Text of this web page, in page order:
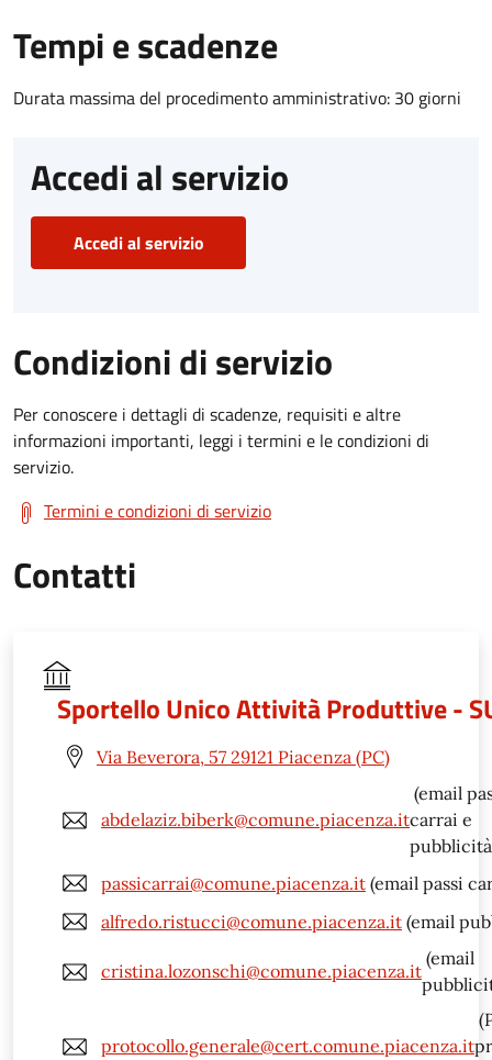
Tempi e scadenze
Durata massima del procedimento amministrativo: 30 giorni
Accedi al servizio
Accedi al servizio
Condizioni di servizio
Per conoscere i dettagli di scadenze, requisiti e altre
informazioni importanti, leggi i termini e le condizioni di
servizio.
Termini e condizioni di servizio
Contatti
Sportello Unico Attività Produttive -
Via Beverora, 57 29121 Piacenza (PC)
abdelaziz.biberk@comune.piacenza.it
(email
carrai e
passicarrai@comune.piacenza.it (email passi
alfredo.ristucci@comune.piacenza.it (email
cristina.lozonschi@comune.piacenza.it
(email
protocollo.generale@cert.comune.piacenza.it